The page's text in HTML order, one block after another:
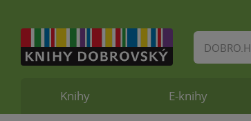
Knihy E-knihy